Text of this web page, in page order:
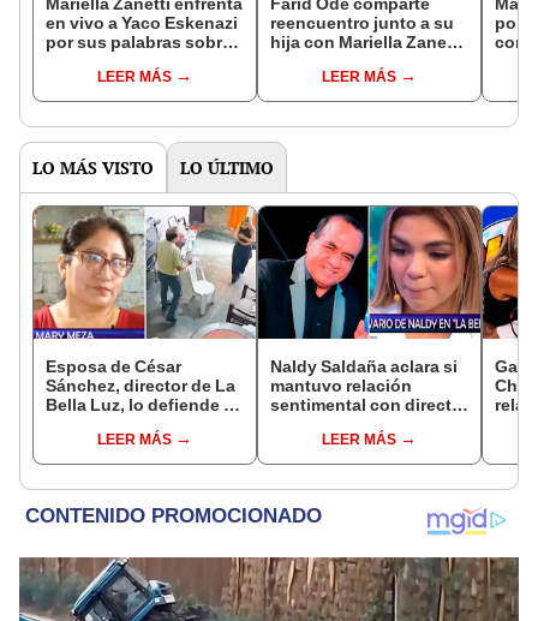
Mariella Zanetti enfrenta
en vivo a Yaco Eskenazi
por sus palabras sobre
Chávarri por Gabriela
Herrera: "Lo estás
LEER MÁS
Farid Ode comparte
reencuentro junto a su
hija con Mariella Zanetti
Unidos: "Te extrañé
mucho"
LEER MÁS
vivo:
LO MÁS VISTO LO ÚLTIMO
Esposa de César
Sánchez, director de La
Bella Luz, lo defiende y
relación clandestina
con Naldy Saldaña:
LEER MÁS
Naldy Saldaña aclara si
mantuvo relación
sentimental con director
denunciarlo por
tocamientos: “Me
LEER MÁS